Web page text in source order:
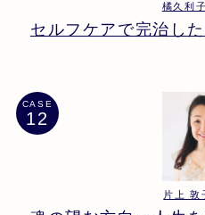
橘久利
セルフケアで完治し
CASE
片上 敦